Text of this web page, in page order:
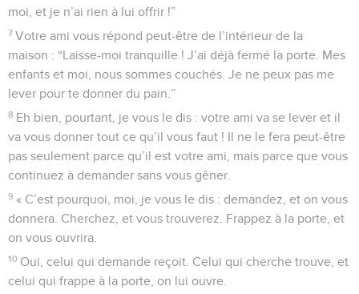
moi, et je n’ai rien à lui offrir !”
7 Votre ami vous répond peut-être de l’intérieur de la
maison : “Laisse-moi tranquille ! J’ai déjà fermé la porte. Mes
enfants et moi, nous sommes couchés. Je ne peux pas me
lever pour te donner du pain.”
8 Eh bien, pourtant, je vous le dis : votre ami va se lever et il
va vous donner tout ce qu’il vous faut ! Il ne le fera peut-être
pas seulement parce qu’il est votre ami, mais parce que vous
continuez à demander sans vous gêner.
9 « C’est pourquoi, moi, je vous le dis : demandez, et on vous
donnera. Cherchez, et vous trouverez. Frappez à la porte, et
on vous ouvrira.
10 Oui, celui qui demande reçoit. Celui qui cherche trouve, et
celui qui frappe à la porte, on lui ouvre.